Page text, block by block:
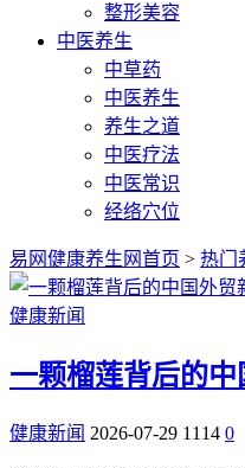
整形美容
中医养生
中草药
中医养生
养生之道
中医疗法
中医常识
经络穴位
易网健康养生网首页 > 热门
健康新闻
一颗榴莲背后的
健康新闻 2026-07-29 1114 0